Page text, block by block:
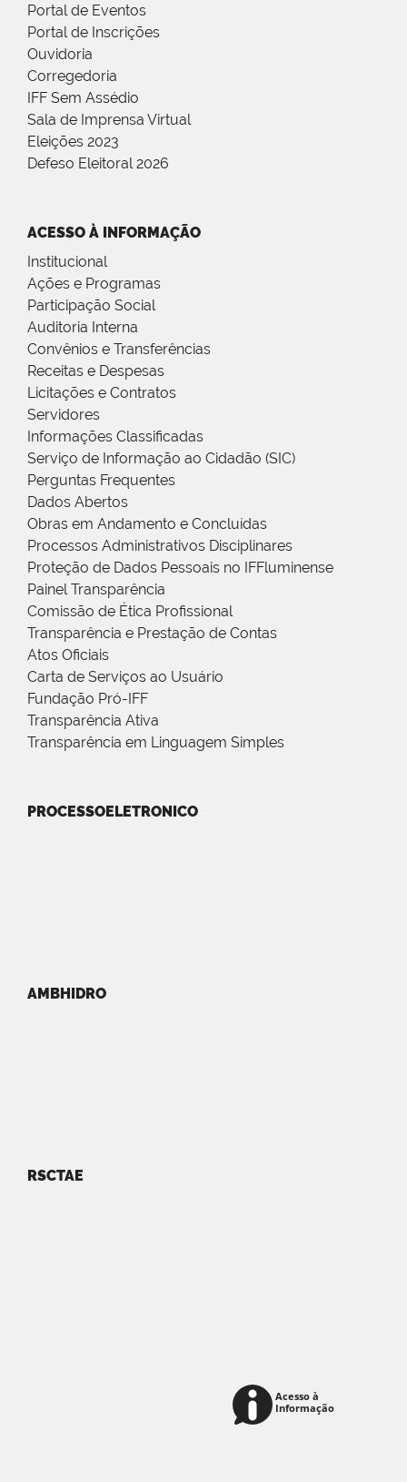
Portal de Eventos
Portal de Inscrições
Ouvidoria
Corregedoria
IFF Sem Assédio
Sala de Imprensa Virtual
Eleições 2023
Defeso Eleitoral 2026
ACESSO À INFORMAÇÃO
Institucional
Ações e Programas
Participação Social
Auditoria Interna
Convênios e Transferências
Receitas e Despesas
Licitações e Contratos
Servidores
Informações Classificadas
Serviço de Informação ao Cidadão (SIC)
Perguntas Frequentes
Dados Abertos
Obras em Andamento e Concluídas
Processos Administrativos Disciplinares
Proteção de Dados Pessoais no IFFluminense
Painel Transparência
Comissão de Ética Profissional
Transparência e Prestação de Contas
Atos Oficiais
Carta de Serviços ao Usuário
Fundação Pró-IFF
Transparência Ativa
Transparência em Linguagem Simples
PROCESSOELETRONICO
AMBHIDRO
RSCTAE